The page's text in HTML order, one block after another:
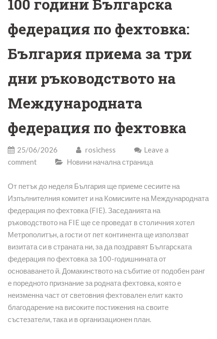
100 години Българска
федерация по фехтовка:
България приема за три
дни ръководството на
Международната
федерация по фехтовка
25/06/2026 rosichess
Leave a
comment
Новини начална страница
От петък до неделя България ще приеме сесиите на
Изпълнителния комитет и на Комисиите на Международната
федерация по фехтовка (FIE). Заседанията на
ръководството на FIE ще се проведат в столичния хотел
Метрополитън, а гости от пет континента ще използват
визитата си в страната ни, за да поздравят Българската
федерация по фехтовка за 100-годишнината от
основаването й. Домакинството на събитие от подобен ранг
е поредното признание за родната фехтовка, която е
неизменна част от световния фехтовален елит както
благодарение на високите постижения на своите
състезатели, така и в организационен план.